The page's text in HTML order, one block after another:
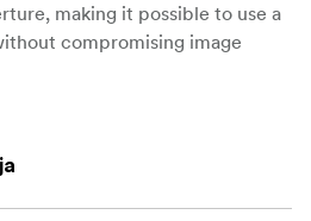
making it possible to use a
compromising image